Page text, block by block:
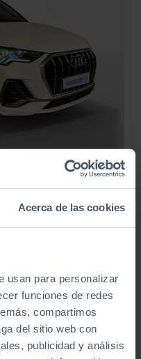
Acerca de las cookies
usan para personalizar
funciones de redes
compartimos
del sitio web con
publicidad y análisis
ADVANCED 35 TDI 110KW (150CV) S TRONIC
29.490 €